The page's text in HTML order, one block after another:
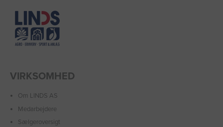
VIRKSOMHED
Om LINDS AS
Medarbejdere
Sælgeroversigt